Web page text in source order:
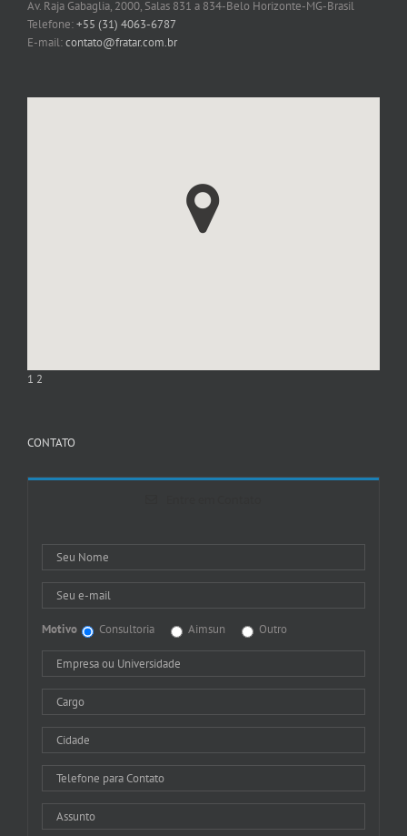
Av. Raja Gabaglia, 2000, Salas 831 a 834-Belo Horizonte-MG-Brasil
Telefone:+55 (31) 4063-6787
E-mail:contato@fratar.com.br
1 2
CONTATO
Motivo Consultoria Aimsun Outro